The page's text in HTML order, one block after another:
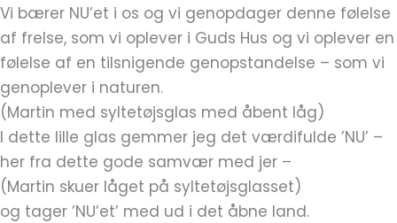
Vi bærer NU’et i os og vi genopdager denne følelse
af frelse, som vi oplever i Guds Hus og vi oplever en
følelse af en tilsnigende genopstandelse – som vi
genoplever i naturen.
(Martin med syltetøjsglas med åbent låg)
I dette lille glas gemmer jeg det værdifulde ’NU’ –
her fra dette gode samvær med jer –
(Martin skuer låget på syltetøjsglasset)
og tager ’NU’et’ med ud i det åbne land.